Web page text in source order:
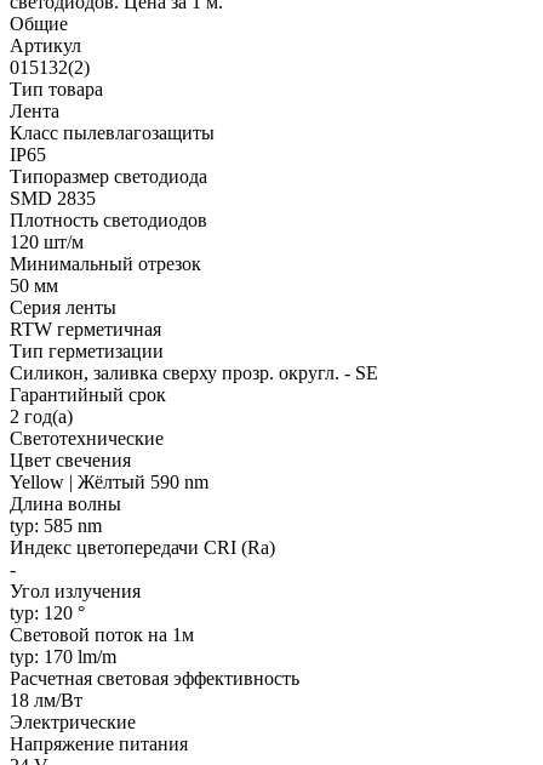
Общие
Артикул
015132(2)
Тип товара
Лента
Класс пылевлагозащиты
IP65
Типоразмер светодиода
SMD 2835
Плотность светодиодов
120 шт/м
Минимальный отрезок
50 мм
Серия ленты
RTW герметичная
Тип герметизации
Силикон, заливка сверху прозр. округл. - SE
Гарантийный срок
2 год(а)
Светотехнические
Цвет свечения
Yellow | Жёлтый 590 nm
Длина волны
typ: 585 nm
Индекс цветопередачи CRI (Ra)
-
Угол излучения
typ: 120 °
Световой поток на 1м
typ: 170 lm/m
Расчетная световая эффективность
18 лм/Вт
Электрические
Напряжение питания